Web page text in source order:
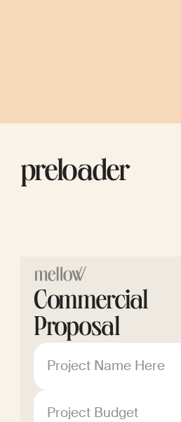
preloader
Commercial
Proposal
Project Name Here
Project Budget